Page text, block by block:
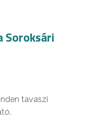
Soroksári
tavaszi